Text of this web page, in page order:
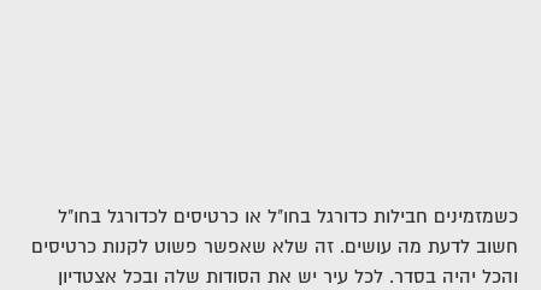
כשמזמינים חבילות כדורגל בחו"ל או כרטיסים לכדורגל בחו"ל
חשוב לדעת מה עושים. זה שלא שאפשר פשוט לקנות כרטיסים
והכל יהיה בסדר. לכל עיר יש את הסודות שלה ובכל אצטדיון